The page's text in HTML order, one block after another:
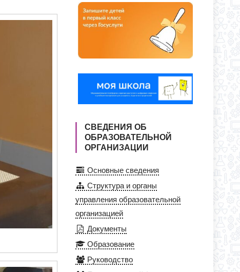
СВЕДЕНИЯ ОБ
ОБРАЗОВАТЕЛЬНОЙ
ОРГАНИЗАЦИИ
Основные сведения
Структура и органы
управления образовательной
организацией
Документы
Образование
Руководство